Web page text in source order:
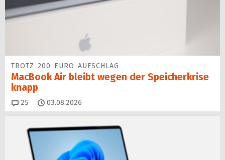
TROTZ 200 EURO AUFSCHLAG
MacBook Air bleibt wegen der Speicherkrise
knapp
25 Kommentare
03.08.2026